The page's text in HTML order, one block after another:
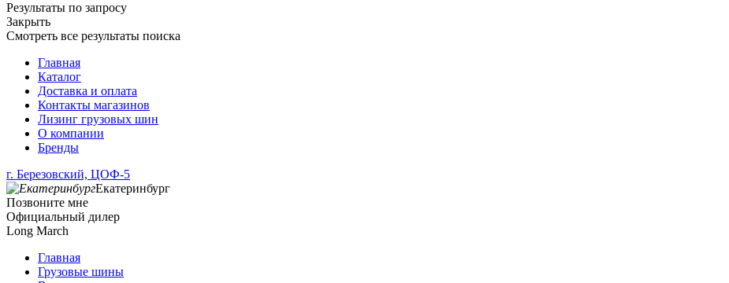
Результаты по запросу
Закрыть
Смотреть все результаты поиска
Главная
Каталог
Доставка и оплата
Контакты магазинов
Лизинг грузовых шин
О компании
Бренды
г. Березовский, ЦОФ-5
Екатеринбург
Позвоните мне
Официальный дилер
Long March
Главная
Грузовые шины